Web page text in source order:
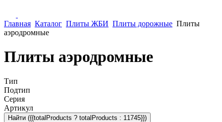
Главная Каталог Плиты ЖБИ Плиты дорожные Плиты
аэродромные
Плиты аэродромные
Тип
Подтип
Серия
Артикул
Найти ({{totalProducts ? totalProducts : 11745}})